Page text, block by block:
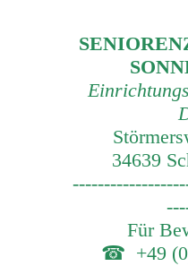
34639
Für
☎ +49